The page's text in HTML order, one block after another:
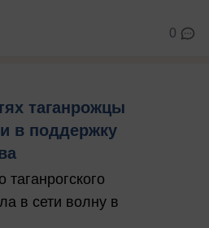
0
таганрожцы
в поддержку
в сети волну в